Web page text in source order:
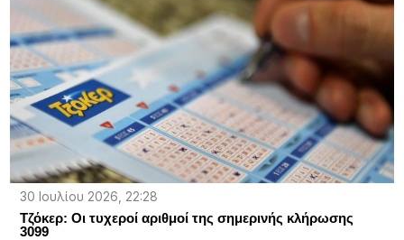
30 Ιουλίου 2026, 22:28
Τζόκερ: Οι τυχεροί αριθμοί της σημερινής κλήρωσης
3099